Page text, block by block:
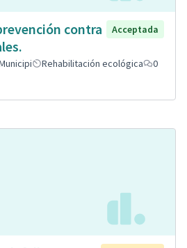
contra
Acceptada
Rehabilitación ecológica
0